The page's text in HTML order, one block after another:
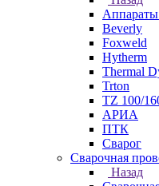
Аппараты
Beverly
Foxweld
Hytherm
Thermal
Trton
TZ 100/
АРИА
ПТК
Сварог
Сварочная
Назад